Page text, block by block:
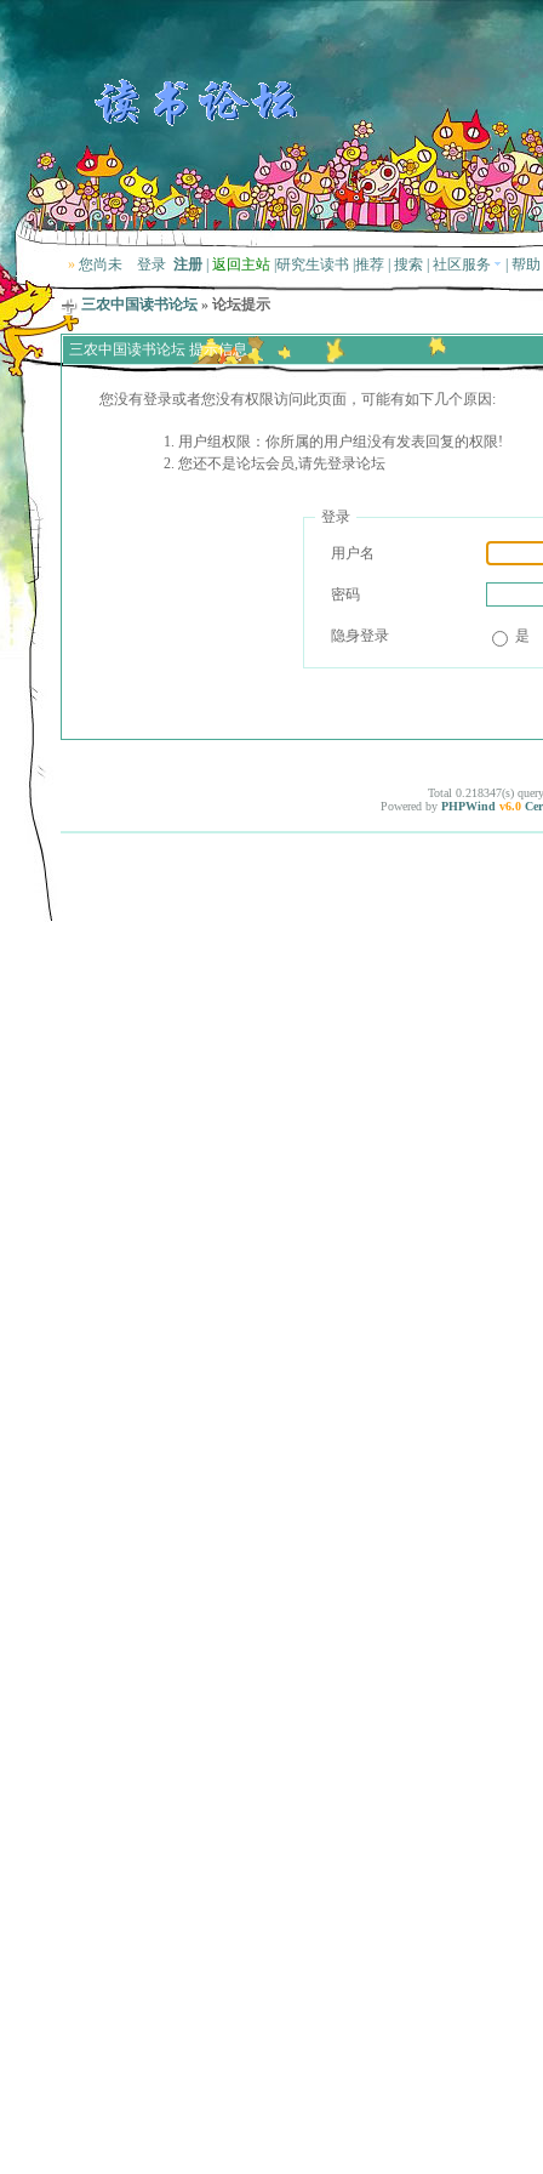
» 您尚未 登录 注册 返回主站 研究生读书 推荐 搜索 社区服务 帮助
三农中国读书论坛 » 论坛提示
三农中国读书论坛 提示信息
您没有登录或者您没有权限访问此页面，可能有如下几个原因:
用户组权限：你所属的用户组没有发表回复的权限!
您还不是论坛会员,请先登录论坛
登录
用户名
密码
隐身登录 是
Total 0.218347(s)
Powered by PHPWind v6.0